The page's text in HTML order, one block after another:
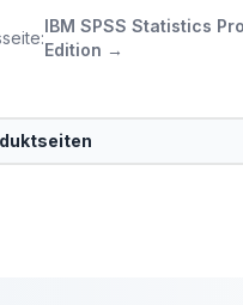
IBM SPSS Statistics
Edition →